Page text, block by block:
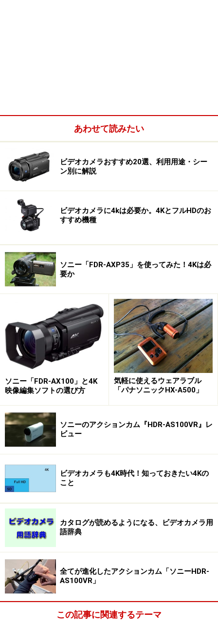
感じた次第。ということは、将来的には、4Kビデオカメ
でしょう。
初代ハイビジョン対応ビデオカメラ「HDR-HC1」
●ビデオカメラの特徴
ビデオカメラの機能としては、通常のフルHD対応ビデオ
カメラとほとんど変わらない。ただ、マニュアルでの操
作部分が多く装備され、絵作りを楽しめるのはプロ使用
を意識した作りとなっています。
たとえば、本体横には、「 IRISボタン」、「GAIN/ISOボ
タン」、「 SHUTTER SPEEDボタン」などを備え、各ボ
タンをオンにした場合、「マニュアルダイヤル」を利用
して、絞りやシャッタースピード、ISOなどをマニュア
ル設定します。また、プロ仕様のビデオカメラでは標準
装備されている、光量を調節する「NDフィルター」も搭
載されています。いってみれば、プロ仕様のビデオカメ
ラのハンディタイプですね。
本体横に設定された「IRISボタン」、「GAIN/ISOボタン」、
「SHUTTER SPEEDボタン」
光量を調整するためのNDフィルター設定ボタンを装備
あわせて読みたい
ビデオカメラおすすめ20選、利用用途・シー
ン別に解説
ビデオカメラに4kは必要か。4KとフルHDのお
すすめ機種
ソニー「FDR-AXP35」を使ってみた！4Kは必
要か
ソニー「FDR-AX100」と4K
映像編集ソフトの選び方
気軽に使えるウェアラブル
「パナソニックHX-A500」
ソニーのアクションカム『HDR-AS100VR』レ
ビュー
ビデオカメラも4K時代！知っておきたい4Kの
こと
カタログが読めるようになる、ビデオカメラ用
語辞典
全てが進化したアクションカム「ソニーHDR-
AS100VR」
この記事に関連するテーマ